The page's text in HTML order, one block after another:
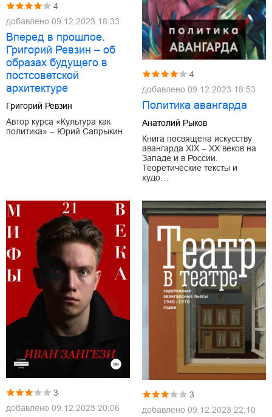
4
добавлено 09.12.2023 18:33
Вперед в прошлое.
Григорий Ревзин – об
образах будущего в
постсоветской
архитектуре
Григорий Ревзин
Автор курса «Культура как
политика» – Юрий Сапрыкин
4
добавлено 09.12.2023 18:53
Политика авангарда
Анатолий Рыков
Книга посвящена искусству
авангарда ХIХ – ХХ веков на
Западе и в России.
Теоретические тексты и
худо…
3
добавлено 09.12.2023 20:06
3
добавлено 09.12.2023 22:10